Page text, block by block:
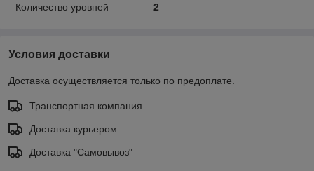
Количество уровней 2
Условия доставки
Доставка осуществляется только по предоплате.
Транспортная компания
Доставка курьером
Доставка "Самовывоз"